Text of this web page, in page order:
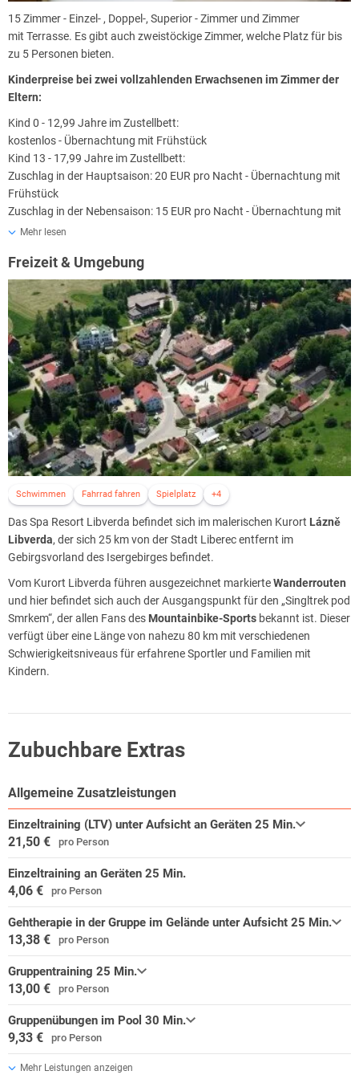
Kohlensäurebads sind: Montag - Freitag von 7.00 bis 15.30 Uhr.
Bitte reservieren Sie Ihre gewünschten Behandlungstermine
rechtzeitig vor Anreise!
15 Zimmer - Einzel- , Doppel-, Superior - Zimmer und Zimmer
mit Terrasse. Es gibt auch zweistöckige Zimmer, welche Platz für bis
zu 5 Personen bieten.
Kinderpreise bei zwei vollzahlenden Erwachsenen im Zimmer der
Eltern:
Kind 0 - 12,99 Jahre im Zustellbett:
kostenlos - Übernachtung mit Frühstück
Kind 13 - 17,99 Jahre im Zustellbett:
Zuschlag in der Hauptsaison: 20 EUR pro Nacht - Übernachtung mit
Frühstück
Zuschlag in der Nebensaison: 15 EUR pro Nacht - Übernachtung mit
Frühstück
0 - 6,99 Jahre - kostenlos
7 - 12,99 Jahre - 5,0 EUR pro Tag
Ab 13,99 Jahre - 10,00 EUR pro Tag
Die Kurabgabe in Höhe von 30 CZK pro Person und Tag ist im Preis
nicht inbegriffen und die Abrechnung erfolgt am Tag der Abreise.
Mehr lesen
Freizeit & Umgebung
Schwimmen Fahrrad fahren Spielplatz +4
Das Spa Resort Libverda befindet sich im malerischen Kurort Lázně
Libverda, der sich 25 km von der Stadt Liberec entfernt im
Gebirgsvorland des Isergebirges befindet.
Vom Kurort Libverda führen ausgezeichnet markierteWanderrouten
und hier befindet sich auch der Ausgangspunkt für den „Singltrek pod
Smrkem“, der allen Fans des Mountainbike-Sports bekannt ist. Dieser
verfügt über eine Länge von nahezu 80 km mit verschiedenen
Schwierigkeitsniveaus für erfahrene Sportler und Familien mit
Kindern.
Zubuchbare Extras
Allgemeine Zusatzleistungen
Einzeltraining (LTV) unter Aufsicht an Geräten 25 Min.
21,50 € pro Person
Einzeltraining an Geräten 25 Min.
4,06 € pro Person
Gehtherapie in der Gruppe im Gelände unter Aufsicht 25 Min.
13,38 € pro Person
Gruppentraining 25 Min.
13,00 € pro Person
Gruppenübungen im Pool 30 Min.
9,33 € pro Person
Mehr Leistungen anzeigen